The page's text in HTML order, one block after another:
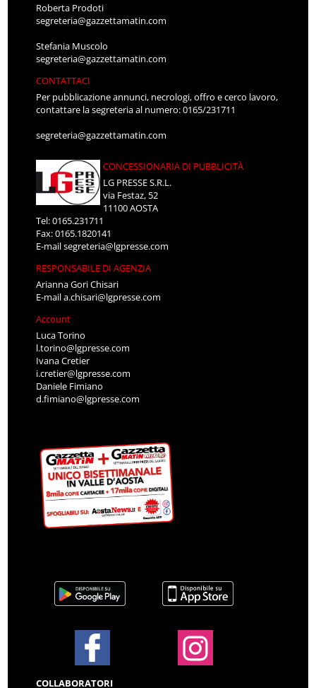
Roberta Prodoti
segreteria@gazzettamatin.com
Stefania Muscolo
segreteria@gazzettamatin.com
CONTATTACI
Per pubblicazione annunci, necrologi, offro e cerco lavoro,
contattare la segreteria al numero: 0165/231711
segreteria@gazzettamatin.com
CONCESSIONARIA DI PUBBLICITÀ
LG PRESSE S.R.L.
via Festaz, 52
11100 AOSTA
Tel: 0165.231711
Fax: 0165.1820141
E-mailsegreteria@lgpresse.com
RESPONSABILE DI AGENZIA
Arianna Gori Chisari
E-maila.chisari@lgpresse.com
Account
Luca Torino
l.torino@lgpresse.com
Ivana Cretier
i.cretier@lgpresse.com
Daniele Fimiano
d.fimiano@lgpresse.com
COLLABORATORI